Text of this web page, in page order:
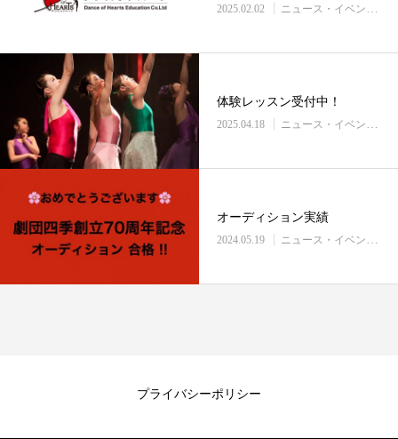
2025.02.02 ニュース・イベント情報
体験レッスン受付中！
2025.04.18 ニュース・イベント情報
オーディション実績
2024.05.19 ニュース・イベント情報
プライバシーポリシー